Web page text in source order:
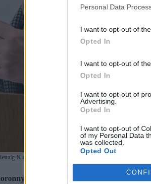
Personal Data
I want to opt-out of
Opted In
I want to opt-out of
Opted In
I want to opt-out of
Advertising.
Opted In
I want to opt-out of
of my Personal Data
was collected.
Opted Out
Kloska podczas konferencji prasowej na temat
sukcesem ministra klimaty i